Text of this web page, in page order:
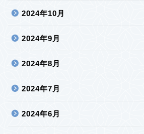
2024年10月
2024年9月
2024年8月
2024年7月
2024年6月